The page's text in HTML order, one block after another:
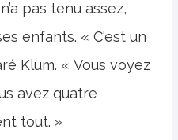
pas tenu assez,
enfants. « C'est un
Klum. « Vous voyez
avez quatre
tout. »